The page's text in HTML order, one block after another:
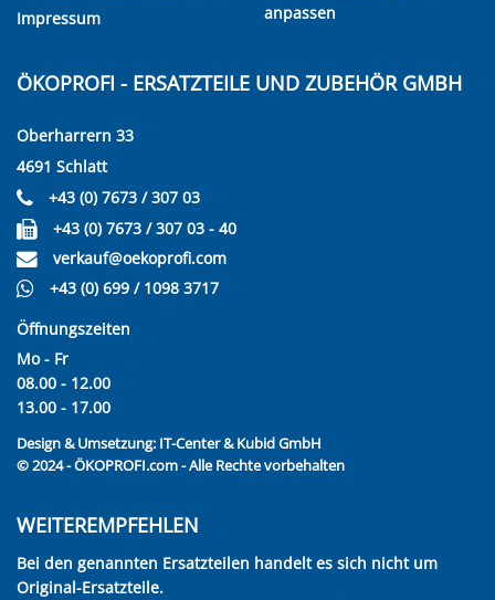
Impressum
anpassen
ÖKOPROFI - ERSATZTEILE UND ZUBEHÖR GMBH
Oberharrern 33
4691 Schlatt
+43 (0) 7673 / 307 03
+43 (0) 7673 / 307 03 - 40
verkauf@oekoprofi.com
+43 (0) 699 / 1098 3717
Öffnungszeiten
Mo - Fr
08.00 - 12.00
13.00 - 17.00
Design & Umsetzung: IT-Center & Kubid GmbH
© 2024 - ÖKOPROFI.com - Alle Rechte vorbehalten
WEITEREMPFEHLEN
Bei den genannten Ersatzteilen handelt es sich nicht um
Original-Ersatzteile.